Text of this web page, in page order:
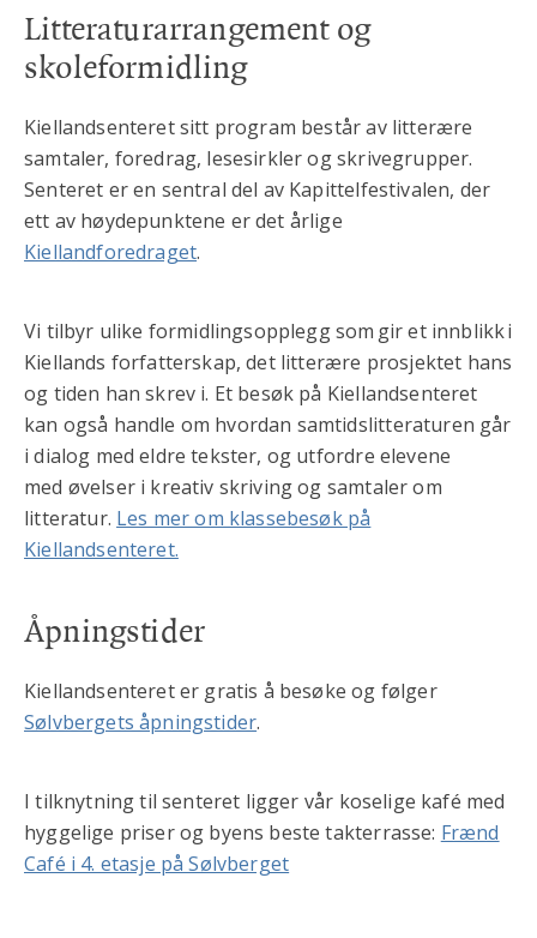
Litteraturarrangement og
skoleformidling
Kiellandsenteret sitt program består av litterære
samtaler, foredrag, lesesirkler og skrivegrupper.
Senteret er en sentral del av Kapittelfestivalen, der
ett av høydepunktene er det årlige
Kiellandforedraget.
Vi tilbyr ulike formidlingsopplegg som gir et innblikk i
Kiellands forfatterskap, det litterære prosjektet hans
og tiden han skrev i. Et besøk på Kiellandsenteret
kan også handle om hvordan samtidslitteraturen går
i dialog med eldre tekster, og utfordre elevene
med øvelser i kreativ skriving og samtaler om
litteratur. Les mer om klassebesøk på
Kiellandsenteret.
Åpningstider
Kiellandsenteret er gratis å besøke og følger
Sølvbergets åpningstider.
I tilknytning til senteret ligger vår koselige kafé med
hyggelige priser og byens beste takterrasse: Frænd
Café i 4. etasje på Sølvberget